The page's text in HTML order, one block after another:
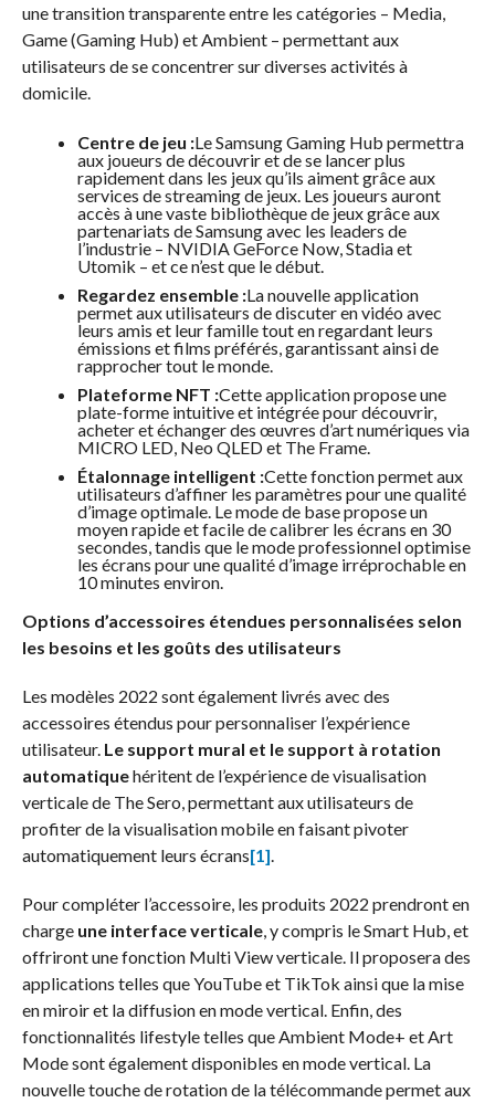
une transition transparente entre les catégories – Media,
Game (Gaming Hub) et Ambient – permettant aux
utilisateurs de se concentrer sur diverses activités à
domicile.
Centre de jeu :Le Samsung Gaming Hub permettra
aux joueurs de découvrir et de se lancer plus
rapidement dans les jeux qu’ils aiment grâce aux
services de streaming de jeux. Les joueurs auront
accès à une vaste bibliothèque de jeux grâce aux
partenariats de Samsung avec les leaders de
l’industrie – NVIDIA GeForce Now, Stadia et
Utomik – et ce n’est que le début.
Regardez ensemble :La nouvelle application
permet aux utilisateurs de discuter en vidéo avec
leurs amis et leur famille tout en regardant leurs
émissions et films préférés, garantissant ainsi de
rapprocher tout le monde.
Plateforme NFT :Cette application propose une
plate-forme intuitive et intégrée pour découvrir,
acheter et échanger des œuvres d’art numériques via
MICRO LED, Neo QLED et The Frame.
Étalonnage intelligent :Cette fonction permet aux
utilisateurs d’affiner les paramètres pour une qualité
d’image optimale. Le mode de base propose un
moyen rapide et facile de calibrer les écrans en 30
secondes, tandis que le mode professionnel optimise
les écrans pour une qualité d’image irréprochable en
10 minutes environ.
Options d’accessoires étendues personnalisées selon
les besoins et les goûts des utilisateurs
Les modèles 2022 sont également livrés avec des
accessoires étendus pour personnaliser l’expérience
utilisateur. Le support mural et le support à rotation
automatiquehéritent de l’expérience de visualisation
verticale de The Sero, permettant aux utilisateurs de
profiter de la visualisation mobile en faisant pivoter
automatiquement leurs écrans[1]
Pour compléter l’accessoire, les produits 2022 prendront en
charge une interface verticale, y compris le Smart Hub, et
offriront une fonction Multi View verticale. Il proposera des
applications telles que YouTube et TikTok ainsi que la mise
en miroir et la diffusion en mode vertical. Enfin, des
fonctionnalités lifestyle telles que Ambient Mode+ et Art
Mode sont également disponibles en mode vertical. La
nouvelle touche de rotation de la télécommande permet aux